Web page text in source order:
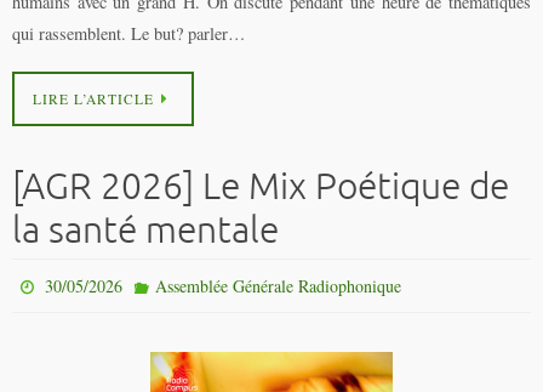
qui rassemblent. Le but? parler…
LIRE L’ARTICLE
[AGR 2026] Le Mix Poétique de
la santé mentale
30/05/2026 Assemblée Générale Radiophonique